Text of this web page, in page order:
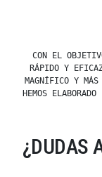
CON EL
RÁPIDO Y
MAGNÍFICO Y MÁS
HEMOS
¿DUDAS